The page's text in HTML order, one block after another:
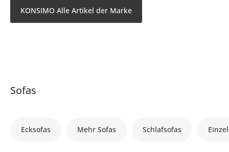
KONSIMO Alle Artikel der Marke
Sofas
Ecksofas Mehr Sofas Schlafsofas